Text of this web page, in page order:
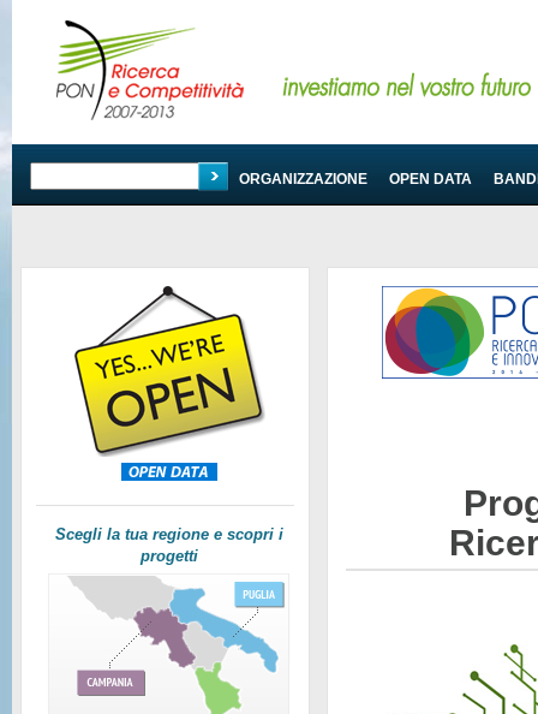
PROGRAMMA ORGANIZZAZIONE OPEN DATA
Scegli la tua regione e scopri i
progetti